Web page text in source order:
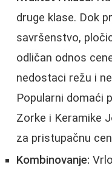
druge klase. Dok
savršenstvo,
odličan odnos
nedostaci režu i
Popularni domaći
Zorke i Keramike
za pristupačnu
Kombinovanje: